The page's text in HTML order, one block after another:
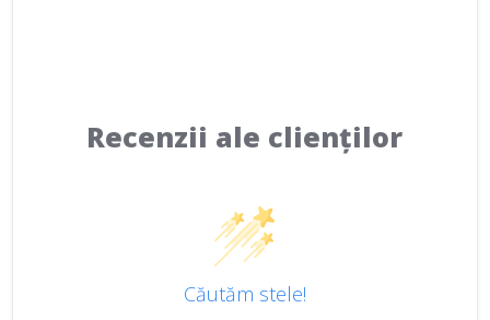
Recenzii ale clienților
Căutăm stele!